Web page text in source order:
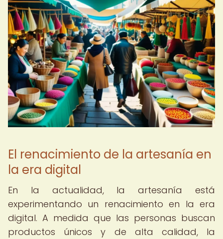
El renacimiento de la artesanía en
la era digital
En la actualidad, la artesanía está
experimentando un renacimiento en la era
digital. A medida que las personas buscan
productos únicos y de alta calidad, la